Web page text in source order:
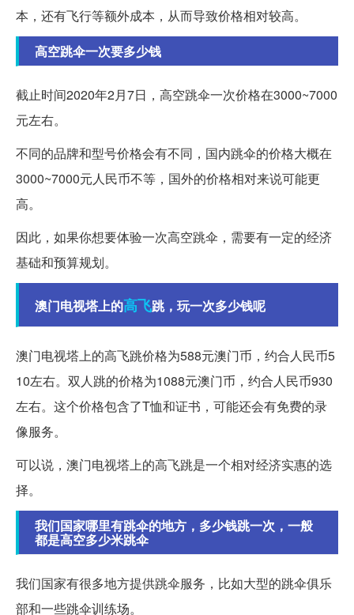
本，还有飞行等额外成本，从而导致价格相对较高。
高空跳伞一次要多少钱
截止时间2020年2月7日，高空跳伞一次价格在3000~7000
元左右。
不同的品牌和型号价格会有不同，国内跳伞的价格大概在
3000~7000元人民币不等，国外的价格相对来说可能更
高。
因此，如果你想要体验一次高空跳伞，需要有一定的经济
基础和预算规划。
澳门电视塔上的高飞跳，玩一次多少钱呢
澳门电视塔上的高飞跳价格为588元澳门币，约合人民币5
10左右。双人跳的价格为1088元澳门币，约合人民币930
左右。这个价格包含了T恤和证书，可能还会有免费的录
像服务。
可以说，澳门电视塔上的高飞跳是一个相对经济实惠的选
择。
我们国家哪里有跳伞的地方，多少钱跳一次，一般
都是高空多少米跳伞
我们国家有很多地方提供跳伞服务，比如大型的跳伞俱乐
部和一些跳伞训练场。